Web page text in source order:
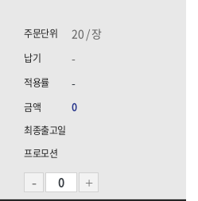
20 / 장
-
-
0